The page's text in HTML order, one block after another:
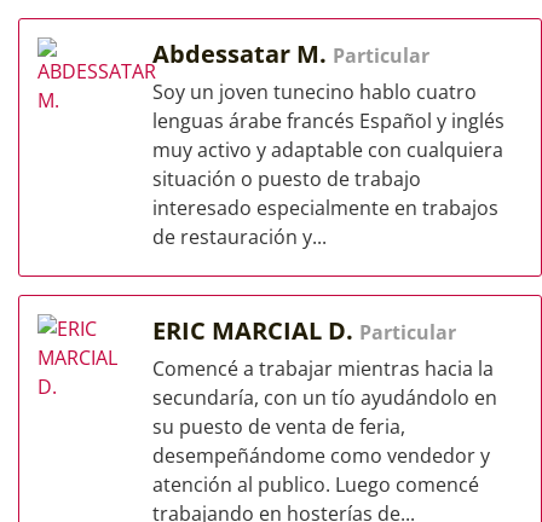
Abdessatar M. Particular
Soy un joven tunecino hablo cuatro
lenguas árabe francés Español y inglés
muy activo y adaptable con cualquiera
situación o puesto de trabajo
interesado especialmente en trabajos
de restauración y...
ERIC MARCIAL D. Particular
Comencé a trabajar mientras hacia la
secundaría, con un tío ayudándolo en
su puesto de venta de feria,
desempeñándome como vendedor y
atención al publico. Luego comencé
trabajando en hosterías de...